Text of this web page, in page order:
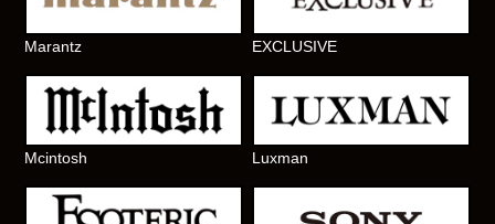
Marantz EXCLUSIVE
Mcintosh Luxman